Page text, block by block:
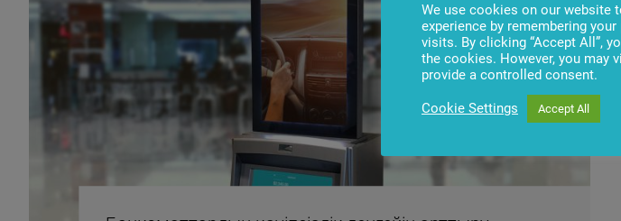
We use cookies on our website
experience by remembering
visits. By clicking “Accept All”,
the cookies. However, you may
provide a controlled consent.
Cookie Settings Accept All